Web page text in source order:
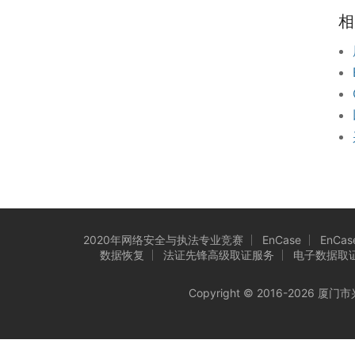
2020年网络安全与执法专业竞赛 EnCase
数据恢复
法证先锋高级取证服务 电子数据取
Copyright © 2016-2026 厦门市